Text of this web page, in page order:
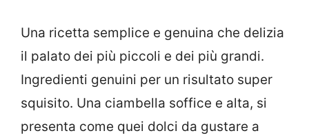
Una ricetta semplice e genuina che delizia
il palato dei più piccoli e dei più grandi.
Ingredienti genuini per un risultato super
squisito. Una ciambella soffice e alta, si
presenta come quei dolci da gustare a